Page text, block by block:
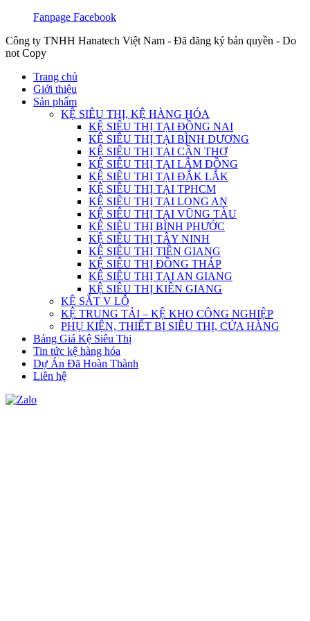
Fanpage Facebook
Công ty TNHH Hanatech Việt Nam - Đã đăng ký bản quyền - Do
not Copy
Trang chủ
Giới thiệu
Sản phẩm
KỆ SIÊU THỊ, KỆ HÀNG HÓA
KỆ SIÊU THỊ TẠI ĐỒNG NAI
KỆ SIÊU THỊ TẠI BÌNH DƯƠNG
KỆ SIÊU THỊ TẠI CẦN THƠ
KỆ SIÊU THỊ TẠI LÂM ĐỒNG
KỆ SIÊU THỊ TẠI ĐẮK LẮK
KỆ SIÊU THỊ TẠI TPHCM
KỆ SIÊU THỊ TẠI LONG AN
KỆ SIÊU THỊ TẠI VŨNG TÀU
KỆ SIÊU THỊ BÌNH PHƯỚC
KỆ SIÊU THỊ TÂY NINH
KỆ SIÊU THỊ TIỀN GIANG
KỆ SIÊU THỊ ĐỒNG THÁP
KỆ SIÊU THỊ TẠI AN GIANG
KỆ SIÊU THỊ KIÊN GIANG
KỆ SẮT V LỖ
KỆ TRUNG TẢI – KỆ KHO CÔNG NGHIỆP
PHỤ KIỆN, THIẾT BỊ SIÊU THỊ, CỬA HÀNG
Bảng Giá Kệ Siêu Thị
Tin tức kệ hàng hóa
Dự Án Đã Hoàn Thành
Liên hệ